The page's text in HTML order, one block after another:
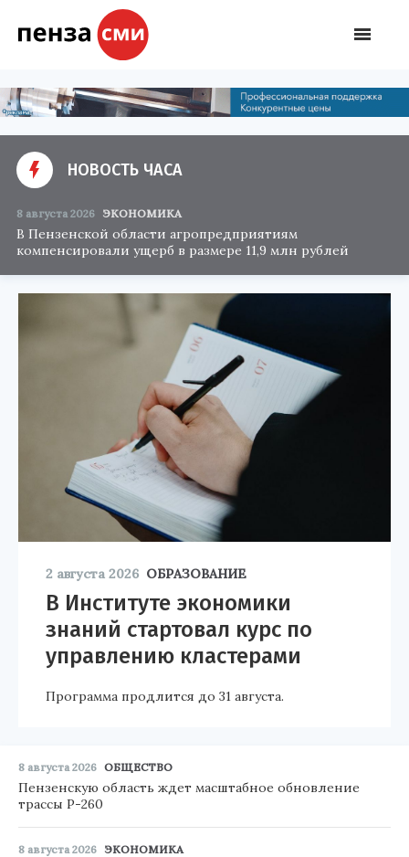
НОВОСТЬ ЧАСА
8 августа 2026 ЭКОНОМИКА
В Пензенской области агропредприятиям
компенсировали ущерб в размере 11,9 млн рублей
2 августа 2026 ОБРАЗОВАНИЕ
В Институте экономики
знаний стартовал курс по
управлению кластерами
Программа продлится до 31 августа.
8 августа 2026 ОБЩЕСТВО
Пензенскую область ждет масштабное обновление
трассы Р-260
8 августа 2026 ЭКОНОМИКА